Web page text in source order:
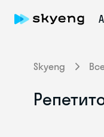
Skyeng